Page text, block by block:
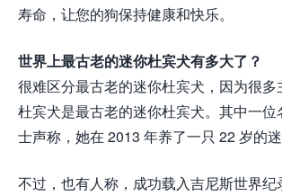
寿命，让您的狗保持健康和快乐。
世界上最古老的迷你杜宾犬有多大了？
很难区分最古老的迷你杜宾犬，因为很多
杜宾犬是最古老的迷你杜宾犬。其中一
士声称，她在 2013 年养了一只 22 岁的迷
不过，也有人称，成功载入吉尼斯世界